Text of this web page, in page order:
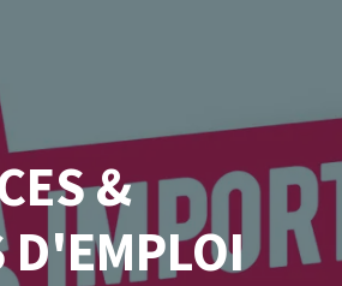
&
D'EMPLOI